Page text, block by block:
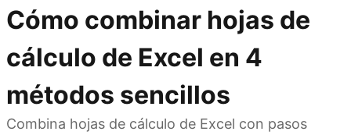
Cómo combinar hojas de
cálculo de Excel en 4
métodos sencillos
Combina hojas de cálculo de Excel con pasos